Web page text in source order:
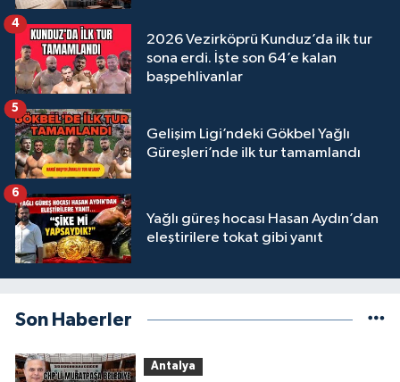
2026 Vezirköprü Kunduz’da ilk tur
sona erdi. İşte son 64’e kalan
başpehlivanlar
4
Gelişim Ligi’ndeki Gökbel Yağlı
Güreşleri’nde ilk tur tamamlandı
5
Yağlı güreş hocası Hasan Aydın’dan
eleştirilere tokat gibi yanıt
6
Son Haberler
Antalya